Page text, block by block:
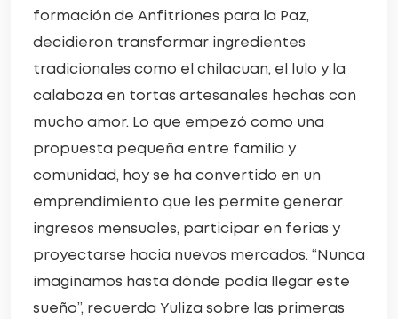
formación de Anfitriones para la Paz,
decidieron transformar ingredientes
tradicionales como el chilacuan, el lulo y la
calabaza en tortas artesanales hechas con
mucho amor. Lo que empezó como una
propuesta pequeña entre familia y
comunidad, hoy se ha convertido en un
emprendimiento que les permite generar
ingresos mensuales, participar en ferias y
proyectarse hacia nuevos mercados. “Nunca
imaginamos hasta dónde podía llegar este
sueño”, recuerda Yuliza sobre las primeras